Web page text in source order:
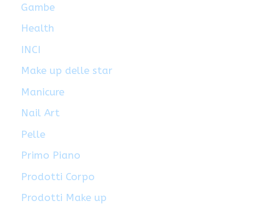
Gambe
Health
INCI
Make up delle star
Manicure
Nail Art
Pelle
Primo Piano
Prodotti Corpo
Prodotti Make up